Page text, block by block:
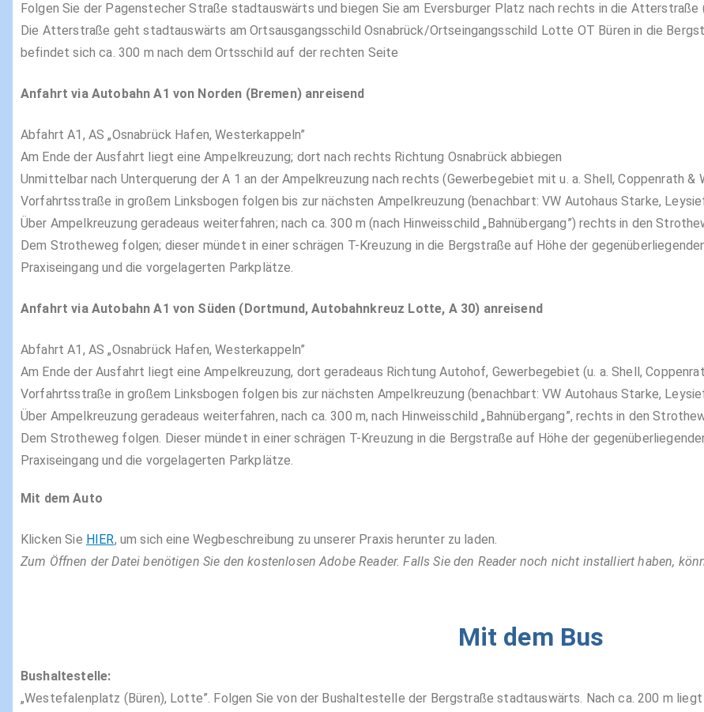
Folgen Sie der Pagenstecher Straße stadtauswärts und biegen Sie am Eversburger Platz nach rechts in die
Die Atterstraße geht stadtauswärts am Ortsausgangsschild Osnabrück/Ortseingangsschild Lotte OT Büren in die
befindet sich ca. 300 m nach dem Ortsschild auf der rechten Seite
Anfahrt via Autobahn A1 von Norden (Bremen) anreisend
Abfahrt A1, AS „Osnabrück Hafen, Westerkappeln”
Am Ende der Ausfahrt liegt eine Ampelkreuzung; dort nach rechts Richtung Osnabrück abbiegen
Unmittelbar nach Unterquerung der A 1 an der Ampelkreuzung nach rechts (Gewerbegebiet mit u. a. Shell, Coppenrath &
Vorfahrtsstraße in großem Linksbogen folgen bis zur nächsten Ampelkreuzung (benachbart: VW Autohaus Starke,
Über Ampelkreuzung geradeaus weiterfahren; nach ca. 300 m (nach Hinweisschild „Bahnübergang”) rechts in den
Dem Strotheweg folgen; dieser mündet in einer schrägen T-Kreuzung in die Bergstraße auf Höhe der
Praxiseingang und die vorgelagerten Parkplätze.
Anfahrt via Autobahn A1 von Süden (Dortmund, Autobahnkreuz Lotte, A 30) anreisend
Abfahrt A1, AS „Osnabrück Hafen, Westerkappeln”
Am Ende der Ausfahrt liegt eine Ampelkreuzung, dort geradeaus Richtung Autohof, Gewerbegebiet (u. a. Shell,
Vorfahrtsstraße in großem Linksbogen folgen bis zur nächsten Ampelkreuzung (benachbart: VW Autohaus Starke,
Über Ampelkreuzung geradeaus weiterfahren, nach ca. 300 m, nach Hinweisschild „Bahnübergang”, rechts in den
Dem Strotheweg folgen. Dieser mündet in einer schrägen T-Kreuzung in die Bergstraße auf Höhe der
Praxiseingang und die vorgelagerten Parkplätze.
Mit dem Auto
Klicken Sie HIER, um sich eine Wegbeschreibung zu unserer Praxis herunter zu laden.
Zum Öffnen der Datei benötigen Sie den kostenlosen Adobe Reader. Falls Sie den Reader noch nicht installiert haben,
Mit dem Bus
Bushaltestelle:
„Westefalenplatz (Büren), Lotte”. Folgen Sie von der Bushaltestelle der Bergstraße stadtauswärts. Nach ca. 200 m